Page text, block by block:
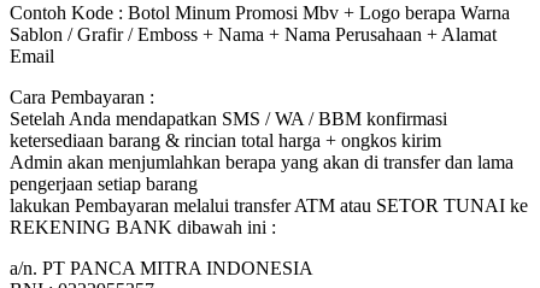
Contoh Kode : Botol Minum Promosi Mbv + Logo berapa Warna
Sablon / Grafir / Emboss + Nama + Nama Perusahaan + Alamat
Email
Cara Pembayaran :
Setelah Anda mendapatkan SMS / WA / BBM konfirmasi
ketersediaan barang & rincian total harga + ongkos kirim
Admin akan menjumlahkan berapa yang akan di transfer dan lama
pengerjaan setiap barang
lakukan Pembayaran melalui transfer ATM atau SETOR TUNAI ke
REKENING BANK dibawah ini :
a/n. PT PANCA MITRA INDONESIA